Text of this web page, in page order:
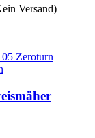
Versand)